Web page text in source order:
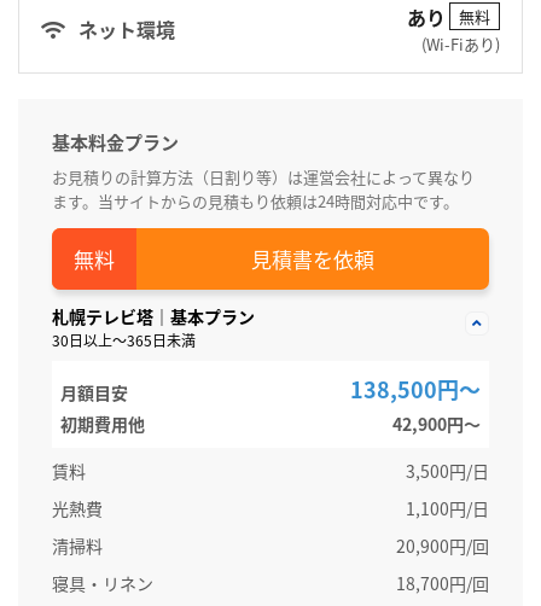
ネット環境 あり
無料
(Wi-Fiあり)
基本料金プラン
お見積りの計算方法（日割り等）は運営会社によって異なり
ます。当サイトからの見積もり依頼は24時間対応中です。
見積書を依頼
札幌テレビ塔｜基本プラン
30日以上～365日未満
月額目安 138,500円～
初期費用他
42,900円〜
賃料
3,500円/日
光熱費
1,100円/日
清掃料
20,900円/回
寝具・リネン
18,700円/回